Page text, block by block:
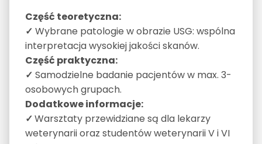
Część teoretyczna:
✓ Wybrane patologie w obrazie USG: wspólna
interpretacja wysokiej jakości skanów.
Część praktyczna:
✓ Samodzielne badanie pacjentów w max. 3-
osobowych grupach.
Dodatkowe informacje:
✓Warsztaty przewidziane są dla lekarzy
weterynarii oraz studentów weterynarii V i VI